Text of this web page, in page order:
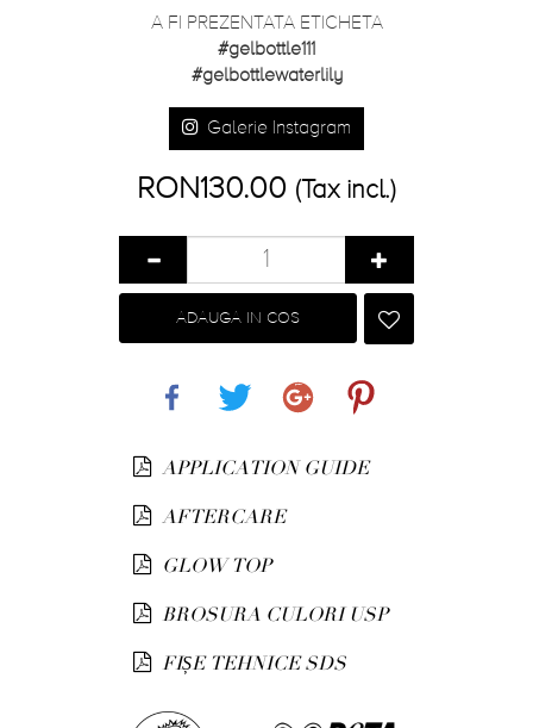
A FI PREZENTATA ETICHETA
#gelbottle111
#gelbottlewaterlily
Galerie Instagram
RON130.00 (Tax incl.)
ADAUGA IN COS
APPLICATION GUIDE
AFTERCARE
GLOW TOP
BROSURA CULORI USP
FIȘE TEHNICE SDS